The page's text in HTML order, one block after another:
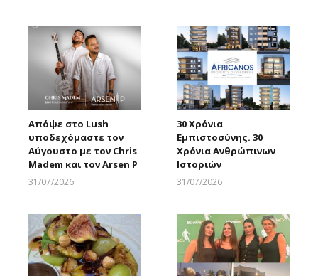
Απόψε στο Lush
υποδεχόμαστε τον
Αύγουστο με τον Chris
Madem και τον Arsen P
31/07/2026
30 Χρόνια
Εμπιστοσύνης. 30
Χρόνια Ανθρώπινων
Ιστοριών
31/07/2026